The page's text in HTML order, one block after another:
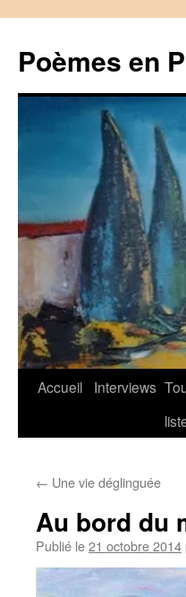
contenu
Poèmes en
Accueil Interviews
← Une vie déglinguée
Au bord du
Publié le21 octobre 2014